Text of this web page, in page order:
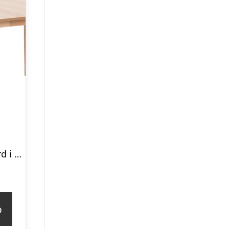
Liseleje spisebord i hvidpigmenteret eg 200 x 100 cm med mulighed for tillægsplade.